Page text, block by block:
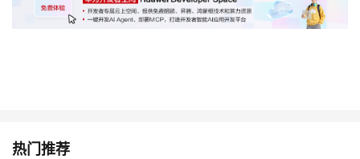
热门推荐